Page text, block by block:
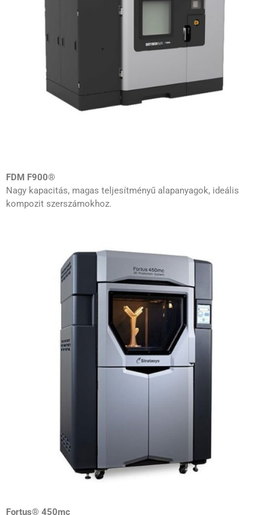
FDM F900®
Nagy kapacitás, magas teljesítményű alapanyagok, ideális
kompozit szerszámokhoz.
Fortus® 450mc